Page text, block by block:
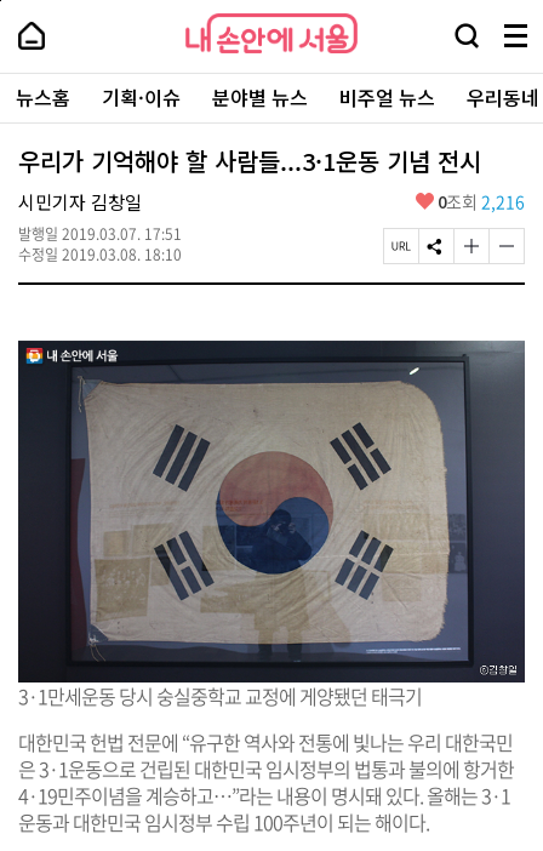
본
로
가
내
손
안
에
서
울
-
서
울
시
대
표
소
털
내
손
에
울
검
창
열
기
메
뉴
전
체
보
주
요
서
뉴스홈 기획·이슈 분야별 뉴스 비주얼 뉴스 우리동
우리가 기억해야 할 사람들...3·1운동 기념 전시
시민기자 김창일
발행일 2019.03.07. 17:51
수정일 2019.03.08. 18:10
좋
요
0조회 2,216
페
이
R
L
복
사
S
N
유
하
글
자
크
게
글
자
작
게
3·1만세운동 당시 숭실중학교 교정에 게양됐던 태극기
대한민국 헌법 전문에 “유구한 역사와 전통에 빛나는 우리 대한국민
은 3·1운동으로 건립된 대한민국 임시정부의 법통과 불의에 항거한
4·19민주이념을 계승하고…”라는 내용이 명시돼 있다. 올해는 3·1
운동과 대한민국 임시정부 수립 100주년이 되는 해이다.
페
상
단
로